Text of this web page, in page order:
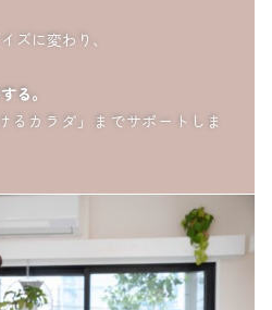
ズに変わり、
る。
るカラダ」までサポートしま